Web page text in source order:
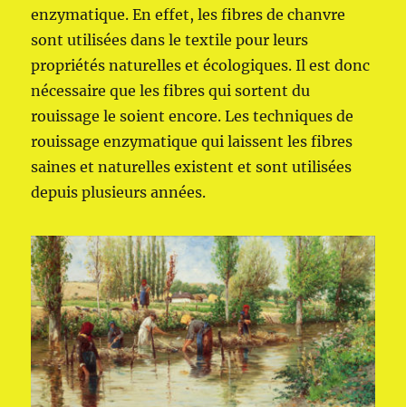
enzymatique. En effet, les fibres de chanvre
sont utilisées dans le textile pour leurs
propriétés naturelles et écologiques. Il est donc
nécessaire que les fibres qui sortent du
rouissage le soient encore. Les techniques de
rouissage enzymatique qui laissent les fibres
saines et naturelles existent et sont utilisées
depuis plusieurs années.